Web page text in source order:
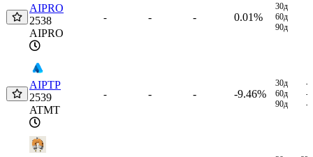
AIPRO
2538
AIPRO
- - - 0.01%
30д
60д
90д
AIPTP
2539
ATMT
- - - -9.46%
30д
-
60д
-
90д
-